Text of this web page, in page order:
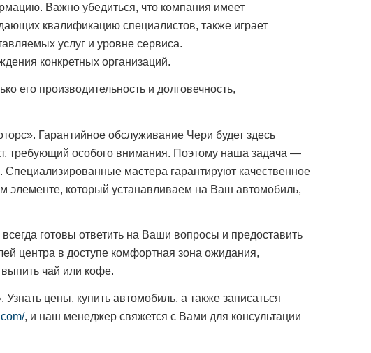
Важно убедиться, что компания имеет
квалификацию специалистов, также играет
услуг и уровне сервиса.
конкретных организаций.
его производительность и долговечность,
Гарантийное обслуживание Чери будет здесь
требующий особого внимания. Поэтому наша задача —
мастера гарантируют качественное
элементе, который устанавливаем на Ваш автомобиль,
готовы ответить на Ваши вопросы и предоставить
центра в доступе комфортная зона ожидания,
чай или кофе.
цены, купить автомобиль, а также записаться
, и наш менеджер свяжется с Вами для консультации